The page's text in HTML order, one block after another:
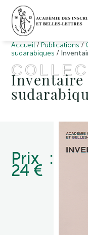
Accueil / Publications /
sudarabiques /
Inventaire
Prix :
24 €